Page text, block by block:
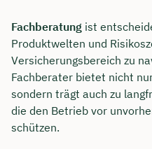
Fachberatung ist
Produktwelten und
Versicherungsbereich zu
Fachberater bietet nicht
sondern trägt auch zu
die den Betrieb vor
schützen.